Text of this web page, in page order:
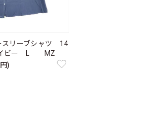
スリーブシャツ 14
イビー L MZ
)